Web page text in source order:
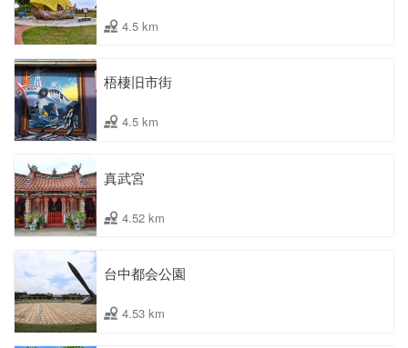
4.5 km
梧棲旧市街
4.5 km
真武宮
4.52 km
台中都会公園
4.53 km